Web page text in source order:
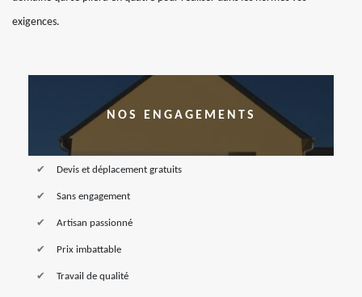
exigences.
NOS ENGAGEMENTS
Devis et déplacement gratuits
Sans engagement
Artisan passionné
Prix imbattable
Travail de qualité